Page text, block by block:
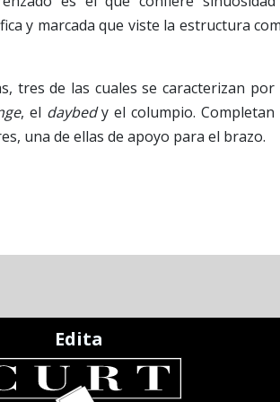
y marcada que viste la estructura
tres de las cuales se caracterizan por
, el daybedy el columpio. Completan
una de ellas de apoyo para el brazo.
Edita